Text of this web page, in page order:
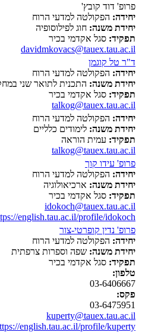
פרופ' דוד קובץ'
יחידה: הפקולטה למדעי הרוח
יחידת משנה: חוג לפילוסופיה
תפקיד: סגל אקדמי בכיר
davidmkovacs@tauex.tau.ac.il
ד"ר טל קוגמן
יחידה: הפקולטה למדעי הרוח
יחידת משנה: התכנית לתואר שני
תפקיד: סגל אקדמי בכיר
talkog@tauex.tau.ac.il
יחידה: הפקולטה למדעי הרוח
יחידת משנה: לימודים כלליים
תפקיד: עמית הוראה
talkog@tauex.tau.ac.il
פרופ' עידו קוך
יחידה: הפקולטה למדעי הרוח
יחידת משנה: ארכיאולוגיה
תפקיד: סגל אקדמי בכיר
idokoch@tauex.tau.ac.il
english.tau.ac.il/profile/idokoch
פרופ' נדין קופרטי-צור
יחידה: הפקולטה למדעי הרוח
יחידת משנה: שפה וספרות צרפתית
תפקיד: סגל אקדמי בכיר
טלפון:
03-6406667
פקס:
03-6475951
kuperty@tauex.tau.ac.il
english.tau.ac.il/profile/kuperty